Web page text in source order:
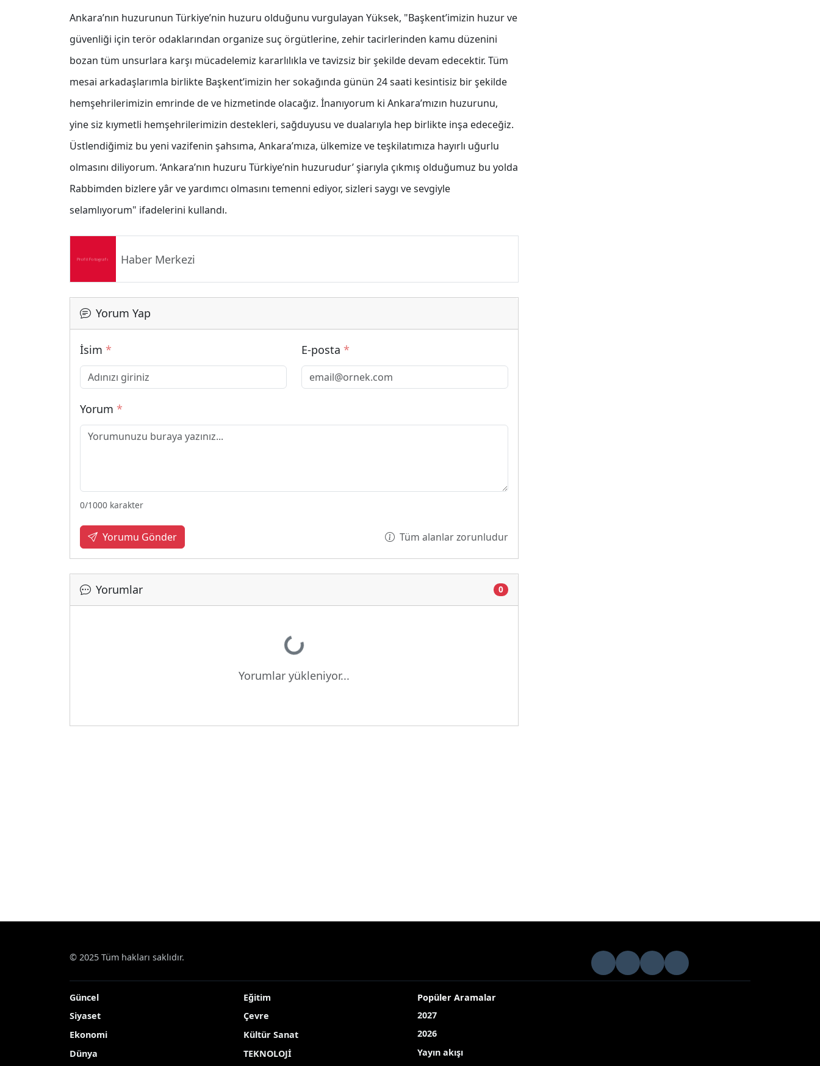
Ankara’nın huzurunun Türkiye’nin huzuru olduğunu vurgulayan Yüksek, "Başkent’imizin huzur ve
güvenliği için terör odaklarından organize suç örgütlerine, zehir tacirlerinden kamu düzenini
bozan tüm unsurlara karşı mücadelemiz kararlılıkla ve tavizsiz bir şekilde devam edecektir. Tüm
mesai arkadaşlarımla birlikte Başkent’imizin her sokağında günün 24 saati kesintisiz bir şekilde
hemşehrilerimizin emrinde de ve hizmetinde olacağız. İnanıyorum ki Ankara’mızın huzurunu,
yine siz kıymetli hemşehrilerimizin destekleri, sağduyusu ve dualarıyla hep birlikte inşa edeceğiz.
Üstlendiğimiz bu yeni vazifenin şahsıma, Ankara’mıza, ülkemize ve teşkilatımıza hayırlı uğurlu
olmasını diliyorum. ‘Ankara’nın huzuru Türkiye’nin huzurudur’ şiarıyla çıkmış olduğumuz bu yolda
Rabbimden bizlere yâr ve yardımcı olmasını temenni ediyor, sizleri saygı ve sevgiyle
selamlıyorum" ifadelerini kullandı.
Haber Merkezi
Yorum Yap
İsim * E-posta *
Yorum *
0/1000 karakter
Yorumu Gönder Tüm alanlar zorunludur
Yorumlar 0
Yükleniyor...
Yorumlar yükleniyor...
© 2025 Tüm hakları saklıdır.
Güncel
Siyaset
Ekonomi
Dünya
Eğitim
Çevre
Kültür Sanat
TEKNOLOJİ
Popüler Aramalar
2027
2026
Yayın akışı